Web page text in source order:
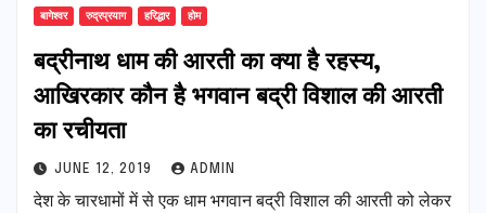
बागेश्वर रुद्रप्रयाग हरिद्धार होम
बद्रीनाथ धाम की आरती का क्या है रहस्य,
आखिरकार कौन है भगवान बद्री विशाल की आरती
का रचीयता
JUNE 12, 2019 ADMIN
देश के चारधामों में से एक धाम भगवान बद्री विशाल की आरती को लेकर